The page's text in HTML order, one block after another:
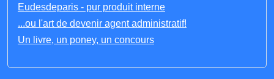
Eudesdeparis - pur produit interne
...ou l'art de devenir agent administratif!
Un livre, un poney, un concours